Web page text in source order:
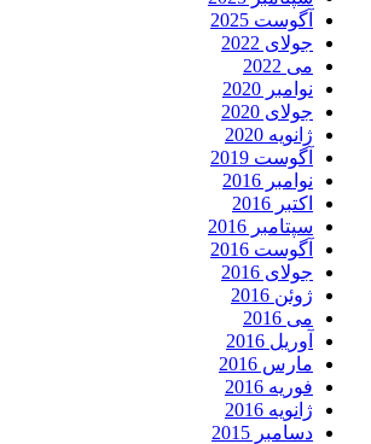
آگوست 2025
جولای 2022
می 2022
نوامبر 2020
جولای 2020
ژانویه 2020
آگوست 2019
نوامبر 2016
اکتبر 2016
سپتامبر 2016
آگوست 2016
جولای 2016
ژوئن 2016
می 2016
آوریل 2016
مارس 2016
فوریه 2016
ژانویه 2016
دسامبر 2015